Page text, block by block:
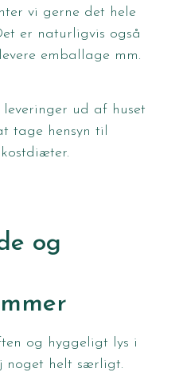
vi gerne det hele
er naturligvis også
emballage mm.
ud af huset
tage hensyn til
og
og hyggeligt lys i
noget helt særligt.